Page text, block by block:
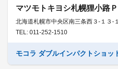
マツモトキヨシ札幌狸小路
北海道札幌市中央区南三条西３-１３-１
TEL: 011-252-1510
モコラ ダブルインパクトショッ